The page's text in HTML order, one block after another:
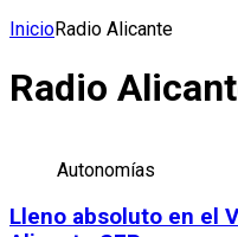
InicioRadio Alicante
Radio
Autonomías
Lleno absoluto en el